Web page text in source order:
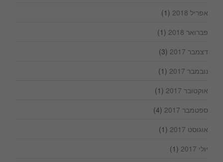
אפריל 2018
(1)
פברואר 2018
(1)
דצמבר 2017
(3)
נובמבר 2017
(1)
אוקטובר 2017
(1)
ספטמבר 2017
(4)
אוגוסט 2017
(1)
יולי 2017
(1)